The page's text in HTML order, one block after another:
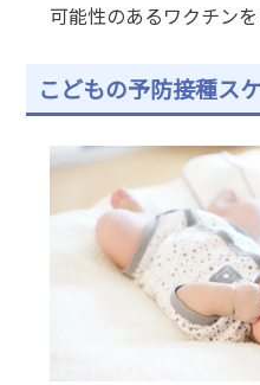
可能性のあるワクチンを
こどもの予防接種ス